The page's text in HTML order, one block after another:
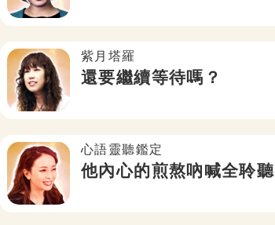
紫月塔羅
還要繼續等待嗎？
心語靈聽鑑定
他內心的煎熬吶喊全聆聽